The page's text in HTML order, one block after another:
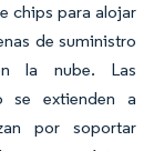
chips para alojar
de suministro
la nube. Las
se extienden a
por soportar